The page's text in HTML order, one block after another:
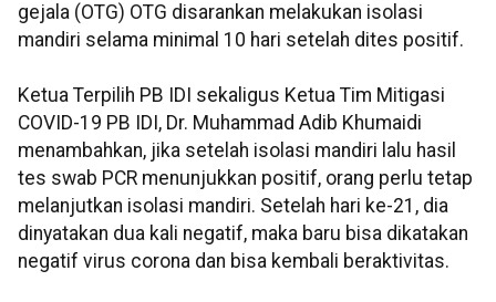
gejala (OTG) OTG disarankan melakukan isolasi
mandiri selama minimal 10 hari setelah dites positif.
Ketua Terpilih PB IDI sekaligus Ketua Tim Mitigasi
COVID-19 PB IDI, Dr. Muhammad Adib Khumaidi
menambahkan, jika setelah isolasi mandiri lalu hasil
tes swab PCR menunjukkan positif, orang perlu tetap
melanjutkan isolasi mandiri. Setelah hari ke-21, dia
dinyatakan dua kali negatif, maka baru bisa dikatakan
negatif virus corona dan bisa kembali beraktivitas.